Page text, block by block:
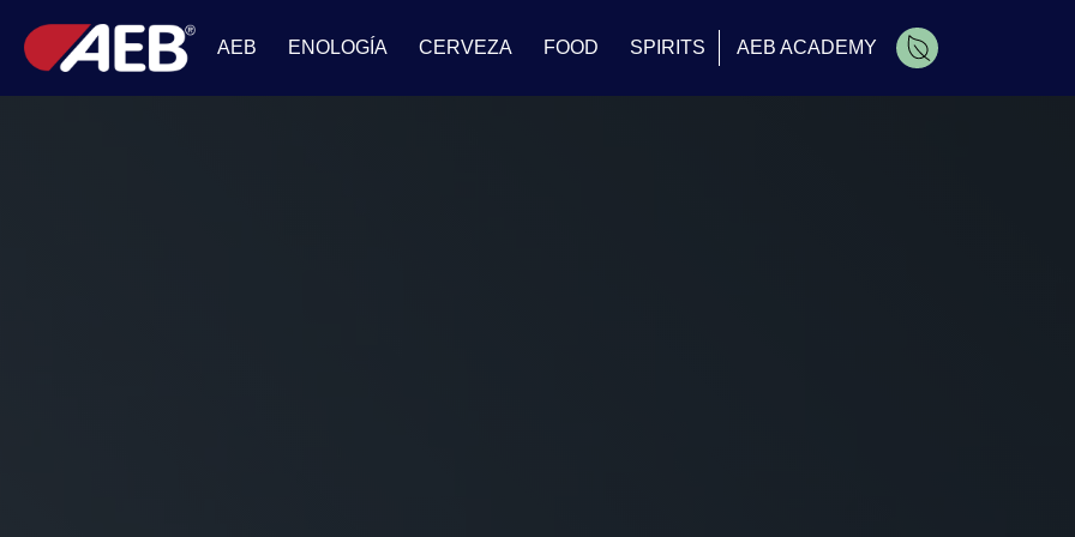
AEB ENOLOGÍA CERVEZA FOOD SPIRITS AEB ACADEMY